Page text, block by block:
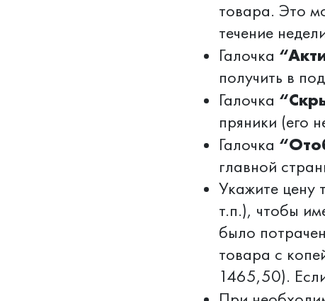
товара. Это
течение
Галочка
получить в
Галочка
пряники (его
Галочка
главной
Укажите цену
т.п.), чтобы
было
товара с
1465,50).